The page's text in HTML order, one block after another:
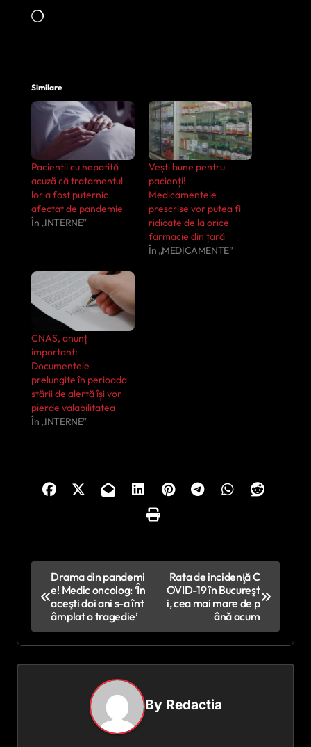
Încarc...
Similare
Pacienții cu hepatită
acuză că tratamentul
lor a fost puternic
afectat de pandemie
În „INTERNE”
Vești bune pentru
pacienți!
Medicamentele
prescrise vor putea fi
ridicate de la orice
farmacie din țară
În „MEDICAMENTE”
CNAS, anunț
important:
Documentele
prelungite în perioada
stării de alertă își vor
pierde valabilitatea
În „INTERNE”
i
g
Drama din pandemi
e! Medic oncolog: ‘În
aceşti doi ani s-a înt
âmplat o tragedie’
Rata de incidenţă C
OVID-19 în Bucureşt
i, cea mai mare de p
ână acum
By Redactia